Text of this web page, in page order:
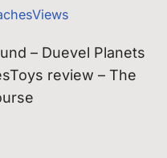
– Duevel Planets
review – The